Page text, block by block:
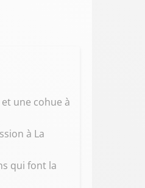
une cohue à
à La
qui font la